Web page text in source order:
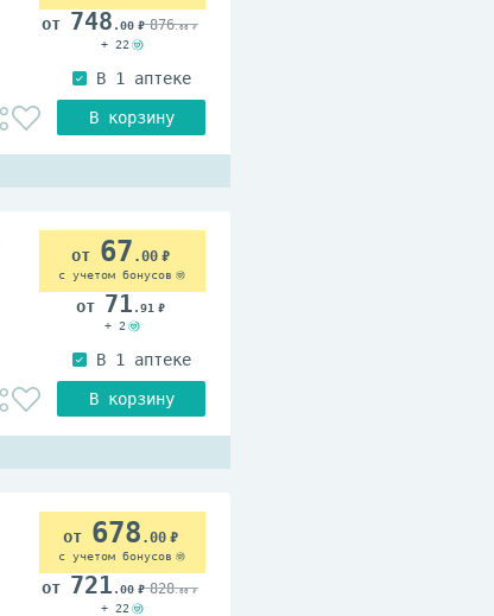
748 .00 876.00
+ 22
67 .00
с учетом бонусов
71 .91
+ 2
678 .00
с учетом бонусов
721 .00 828.00
+ 22